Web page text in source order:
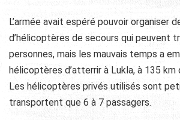
L’armée avait espéré pouvoir organiser
d’hélicoptères de secours qui peuvent
personnes, mais les mauvais temps a
hélicoptères d’atterrir à Lukla, à 135 km
Les hélicoptères privés utilisés sont
transportent que 6 à 7 passagers.